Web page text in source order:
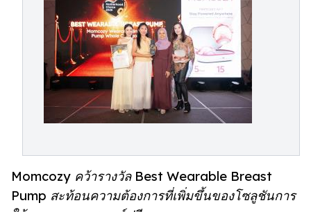
Momcozy คว้ารางวัล Best Wearable Breast
Pump สะท้อนความต้องการที่เพิ่มขึ้นของโซลูชันการ